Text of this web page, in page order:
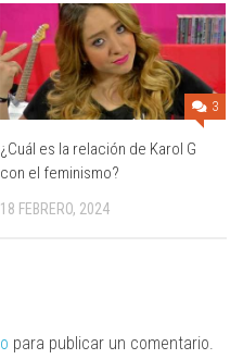
3
¿Cuál es la relación de Karol G
con el feminismo?
18 FEBRERO, 2024
para publicar un comentario.